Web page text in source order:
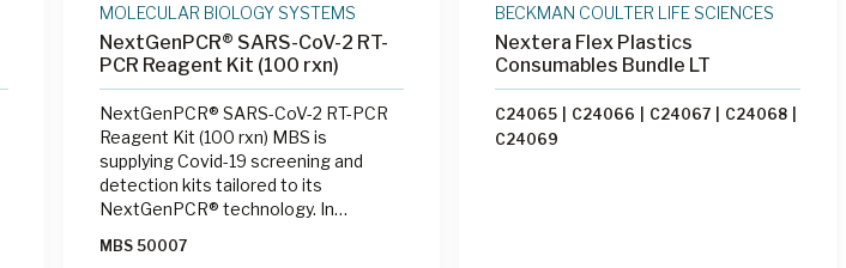
MOLECULAR BIOLOGY SYSTEMS
NextGenPCR® SARS-CoV-2 RT-
PCR Reagent Kit (100 rxn)
NextGenPCR® SARS-CoV-2 RT-PCR
Reagent Kit (100 rxn) MBS is
supplying Covid-19 screening and
detection kits tailored to its
NextGenPCR® technology. In
cycler the assay yields result from
MBS 50007
BECKMAN COULTER LIFE SCIENCES
Nextera Flex Plastics
Consumables Bundle LT
C24065 C24066 C24067 C24068
C24069